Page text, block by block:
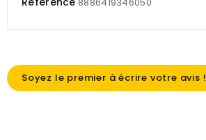
Soyez le premier à écrire votre avis !